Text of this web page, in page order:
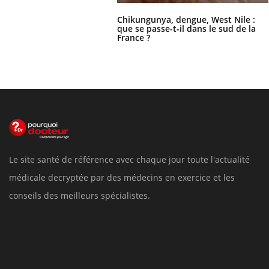
Chikungunya, dengue, West Nile :
que se passe-t-il dans le sud de la
France ?
Le site santé de référence avec chaque jour toute l'actualité
médicale decryptée par des médecins en exercice et les
conseils des meilleurs spécialistes.